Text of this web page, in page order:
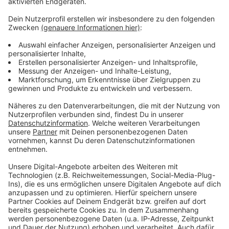
Das ist der Atzeventskalender
Anzeige
Wir öffnen mit euch jeden Tag ein Türchen. Dazu
haben wir euch Deutschlands besten Türchensteher
organisiert. Atze Schröder bringt uns seinen
Atzeventskalnder jeden Morgen frei Haus. Lustig,
(be)sinnlich und mit Locken. Und jetzt ran ans Türchen.
Viel Spaß.